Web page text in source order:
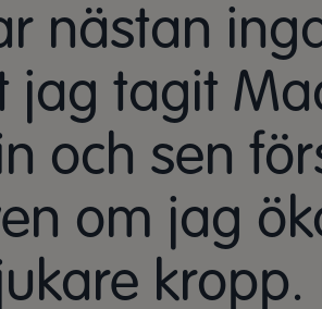
nästan
jag tagit
och sen
om jag